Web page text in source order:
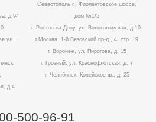
д.94
ул.,
д.4
Севастополь г., Фиолентовское шоссе,
дом №1/5
г. Ростов-на-Дону, ул. Волоколамская, д.10
г.Москва, 1-й Вязовский пр-д., 4, стр. 19
г. Воронеж, ул. Пирогова, д. 15
г. Грозный, ул. Краснофлотская, д. 7
г. Челябинск, Копейское ш., д. 25
500-96-91